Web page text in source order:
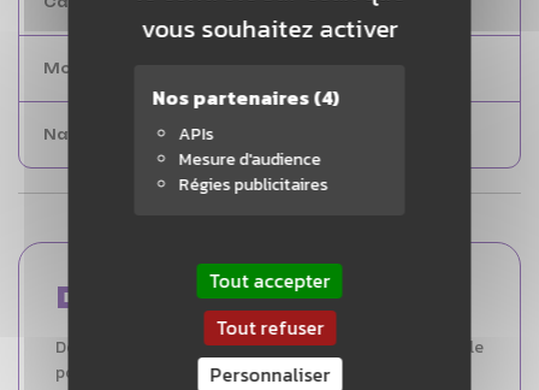
vous souhaitez activer
Nos partenaires(4)
APIs
Mesure d'audience
Régies publicitaires
Tout accepter
Tout refuser
Personnaliser
Montpellier
Nantes
DESCRIPTION
Découvrez la Yonex Muscle Power 2 Junior
, idéale
pour les enfants.